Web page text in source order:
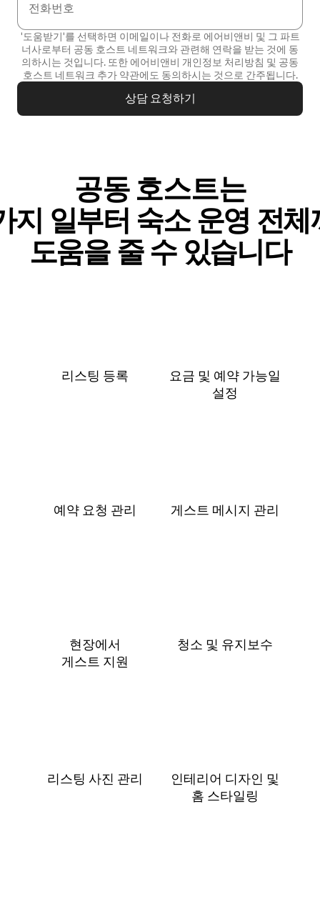
전화번호
'도움받기'를 선택하면 이메일이나 전화로 에어비앤비 및 그 파트
너사로부터 공동 호스트 네트워크와 관련해 연락을 받는 것에 동
의하시는 것입니다. 또한 에어비앤비 개인정보 처리방침 및 공동
호스트 네트워크 추가 약관에도 동의하시는 것으로 간주됩니다.
상담 요청하기
공동 호스트는
지 일⁠부⁠터 숙⁠소 운⁠영 전⁠체⁠
도⁠움⁠을 줄 수 있⁠습⁠니⁠다
리스팅 등록
요금 및 예⁠약 가⁠능⁠일
설⁠정
예약 요청 관리 게스트 메⁠시⁠지 관⁠리
현장에서
게⁠스⁠트 지⁠원
청소 및 유지보수
리스팅 사진 관리
인테리어 디자인 및
홈 스⁠타⁠일⁠링